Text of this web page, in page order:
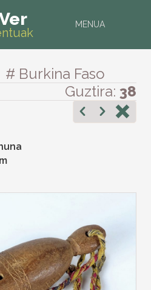
MENUA
# Burkina Faso
Guztira: 38